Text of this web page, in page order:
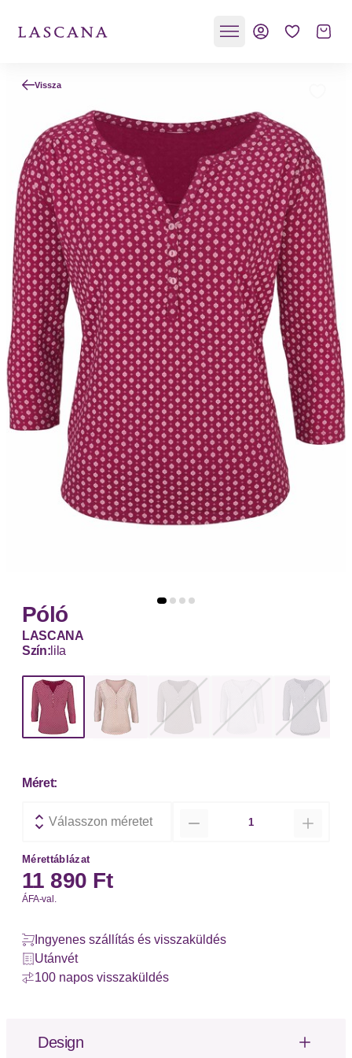
Vissza
Póló
LASCANA
Szín: lila
Méret:
Válasszon méretet
Mérettáblázat
11 890 Ft
ÁFA-val.
Ingyenes szállítás és visszaküldés
Utánvét
100 napos visszaküldés
Design